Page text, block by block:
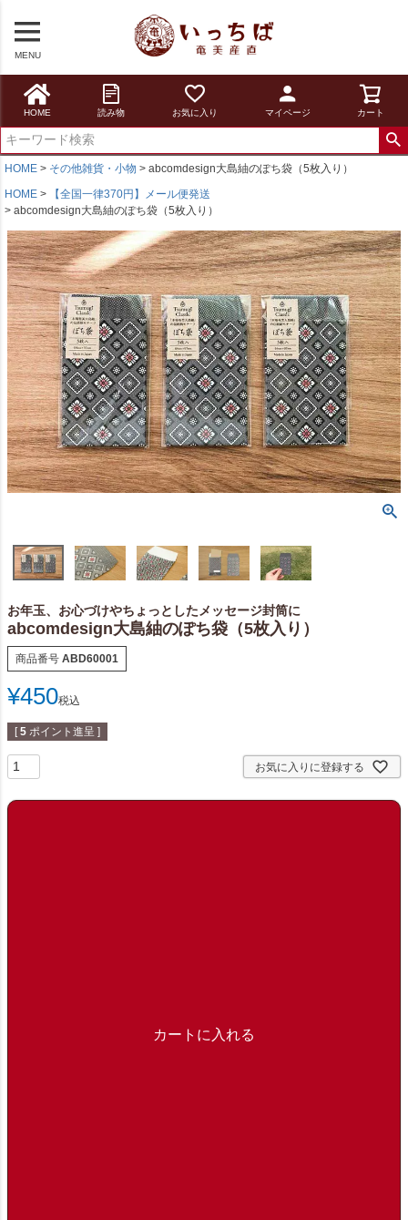
MENU
HOME 読み物 お気に入り マイページ カート
HOME その他雑貨・小物
abcomdesign大島紬のぽち袋（5枚入り）
HOME
【全国一律370円】メール便発送
abcomdesign大島紬のぽち袋（5枚入り）
お年玉、お心づけやちょっとしたメッセージ封筒に
abcomdesign大島紬のぽち袋（5枚入り）
商品番号 ABD60001
¥450税込
[ 5 ポイント進呈 ]
お気に入りに登録する
カートに入れる